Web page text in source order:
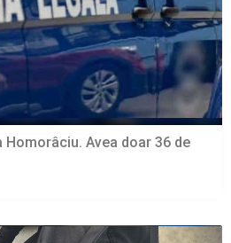
Homorâciu. Avea doar 36 de